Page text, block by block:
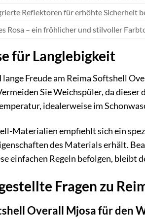
Reflektoren für erhöhte Sicherheit
Rosa – ein fröhlicher und stilvoller
für Langlebigkeit
Freude am Reima Softshell
Sie Weichspüler, da
idealerweise im
Materialien empfiehlt sich ein
des Materials erhält.
einfachen Regeln befolgen, bleibt
Fragen zu
Overall Mjosa für den